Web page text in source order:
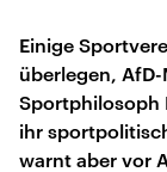
Einige
überlegen,
Sportphilosoph
ihr
warnt aber vor